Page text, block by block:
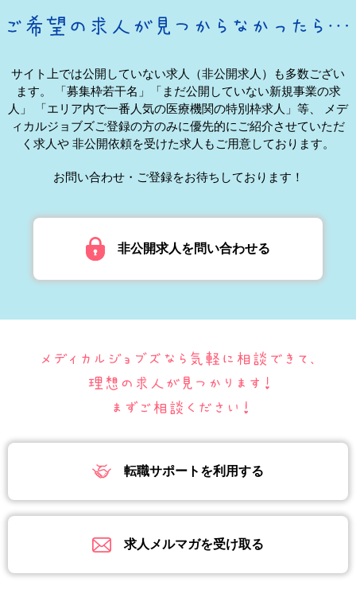
サイト上では公開していない求人（非公開求人）も多数ござい
ます。
「募集枠若干名」「まだ公開していない新規事業の求
人」
「エリア内で一番人気の医療機関の特別枠求人」等、
メデ
ィカルジョブズご登録の方のみに優先的にご紹介させていただ
く求人や 非公開依頼を受けた求人もご用意しております。
お問い合わせ・ご登録をお待ちしております！
非公開求人を問い合わせる
転職サポートを利用する
求人メルマガを受け取る